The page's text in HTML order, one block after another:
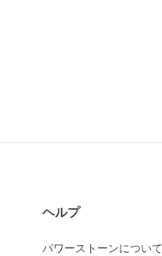
ヘルプ
パワーストーンについて